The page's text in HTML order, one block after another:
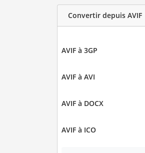
Convertir depuis AVIF
AVIF à 3GP
AVIF à AVI
AVIF à DOCX
AVIF à ICO